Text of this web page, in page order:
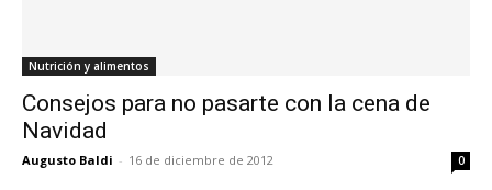
Nutrición y alimentos
Consejos para no pasarte con la cena de
Navidad
Augusto Baldi - 16 de diciembre de 2012 0